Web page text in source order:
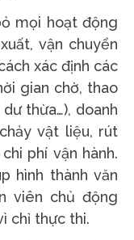
mọi hoạt động
vận chuyển
xác định các
gian chờ, thao
thừa…), doanh
vật liệu, rút
phí vận hành.
hình thành văn
viên chủ động
chỉ thực thi.